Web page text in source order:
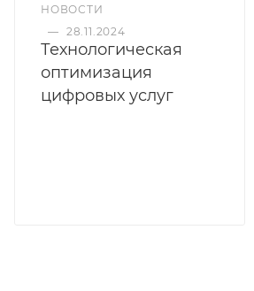
НОВОСТИ
— 28.11.2024
Технологическая
оптимизация
цифровых услуг